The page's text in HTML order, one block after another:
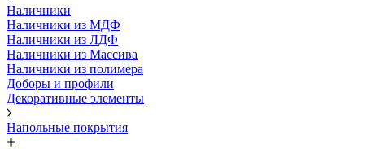
Наличники
Наличники из МДФ
Наличники из ЛДФ
Наличники из Массива
Наличники из полимера
Доборы и профили
Декоративные элементы
Напольные покрытия